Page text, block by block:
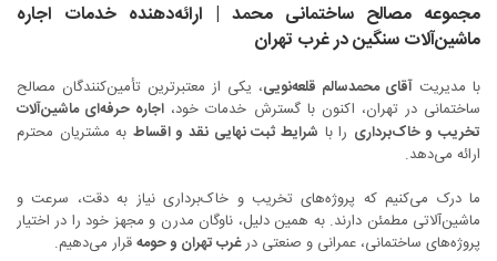
مجموعه مصالح ساختمانی محمد | ارائه‌دهنده خدمات اجاره
ماشین‌آلات سنگین در غرب تهران
با مدیریت آقای محمدسالم قلعه‌نویی، یکی از معتبرترین تأمین‌کنندگان مصالح
ساختمانی در تهران، اکنون با گسترش خدمات خود، اجاره حرفه‌ای ماشین‌آلات
تخریب و خاک‌برداری را با شرایط ثبت نهایی نقد و اقساط به مشتریان محترم
ارائه می‌دهد.
ما درک می‌کنیم که پروژه‌های تخریب و خاک‌برداری نیاز به دقت، سرعت و
ماشین‌آلاتی مطمئن دارند. به همین دلیل، ناوگان مدرن و مجهز خود را در اختیار
پروژه‌های ساختمانی، عمرانی و صنعتی درغرب تهران و حومهقرار می‌دهیم.